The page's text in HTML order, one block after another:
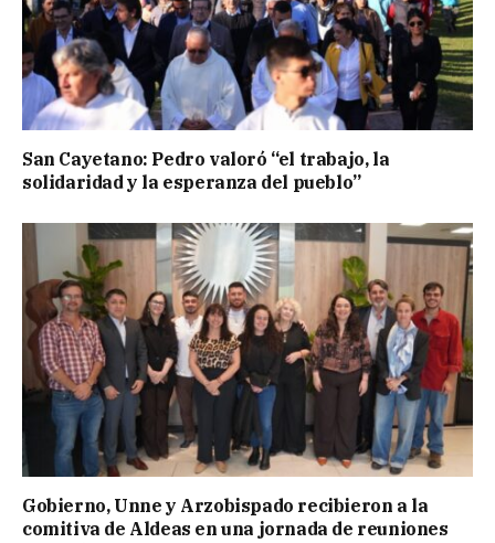
San Cayetano: Pedro valoró “el trabajo, la
solidaridad y la esperanza del pueblo”
Gobierno, Unne y Arzobispado recibieron a la
comitiva de Aldeas en una jornada de reuniones